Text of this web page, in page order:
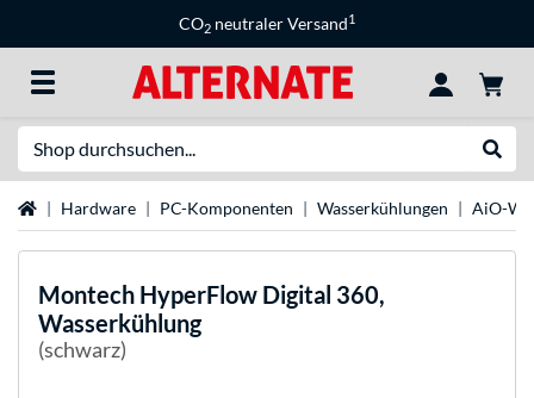
CO2 neutraler Versand1
StartseiteHardware PC-Komponenten Wasserkühlungen AiO-
Montech HyperFlow Digital 360,
Wasserkühlung
(schwarz)